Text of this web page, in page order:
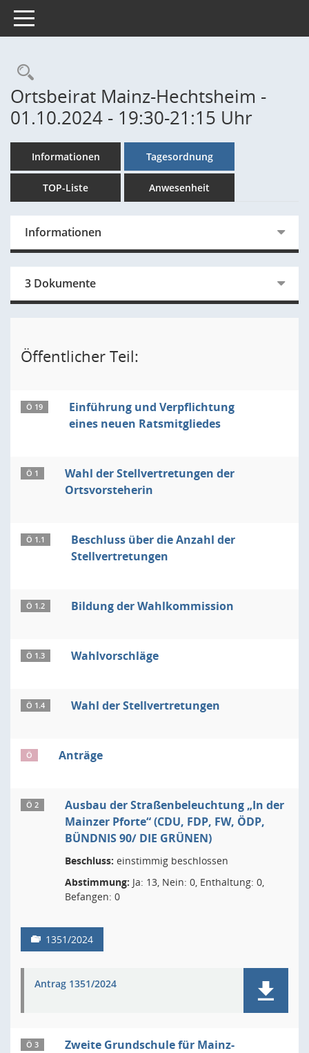
Toggle navigation
Rechercheauswahl
Ortsbeirat Mainz-Hechtsheim -
01.10.2024 - 19:30-21:15 Uhr
Informationen Tagesordnung
TOP-Liste Anwesenheit
Informationen
3 Dokumente
Öffentlicher Teil:
Ö 19
Einführung und Verpflichtung
eines neuen Ratsmitgliedes
Ö 1
Wahl der Stellvertretungen der
Ortsvorsteherin
Ö 1.1
Beschluss über die Anzahl der
Stellvertretungen
Ö 1.2 Bildung der Wahlkommission
Ö 1.3 Wahlvorschläge
Ö 1.4 Wahl der Stellvertretungen
Ö Anträge
Ö 2
Ausbau der Straßenbeleuchtung „In der
Mainzer Pforte“ (CDU, FDP, FW, ÖDP,
BÜNDNIS 90/ DIE GRÜNEN)
Beschluss: einstimmig beschlossen
Abstimmung: Ja: 13, Nein: 0, Enthaltung: 0,
Befangen: 0
1351/2024
Antrag 1351/2024
Ö 3
Zweite Grundschule für Mainz-